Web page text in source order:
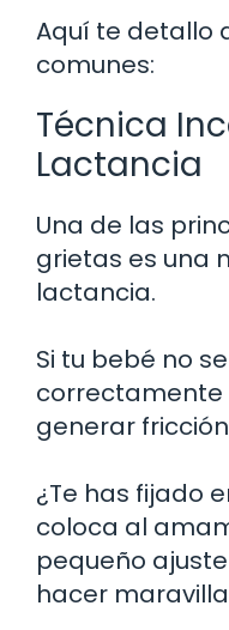
Aquí te detallo
comunes:
Técnica
Lactancia
Una de las
grietas es una
lactancia.
Si tu bebé no
correctamente
generar
¿Te has fijado
coloca al
pequeño
hacer